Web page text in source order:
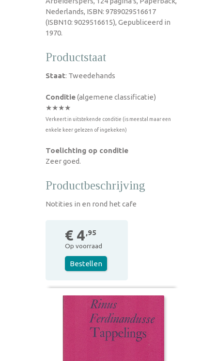
Nederlands, ISBN: 9789029516617
(ISBN10: 9029516615), Gepubliceerd in
1970.
Productstaat
Staat: Tweedehands
Conditie(algemene classificatie)
★★★★
Verkeert in uitstekende conditie (is meestal maar een
enkele keer gelezen of ingekeken)
Toelichting op conditie
Zeer goed.
Productbeschrijving
Notities in en rond het cafe
€ 4,95
Op voorraad
Bestellen